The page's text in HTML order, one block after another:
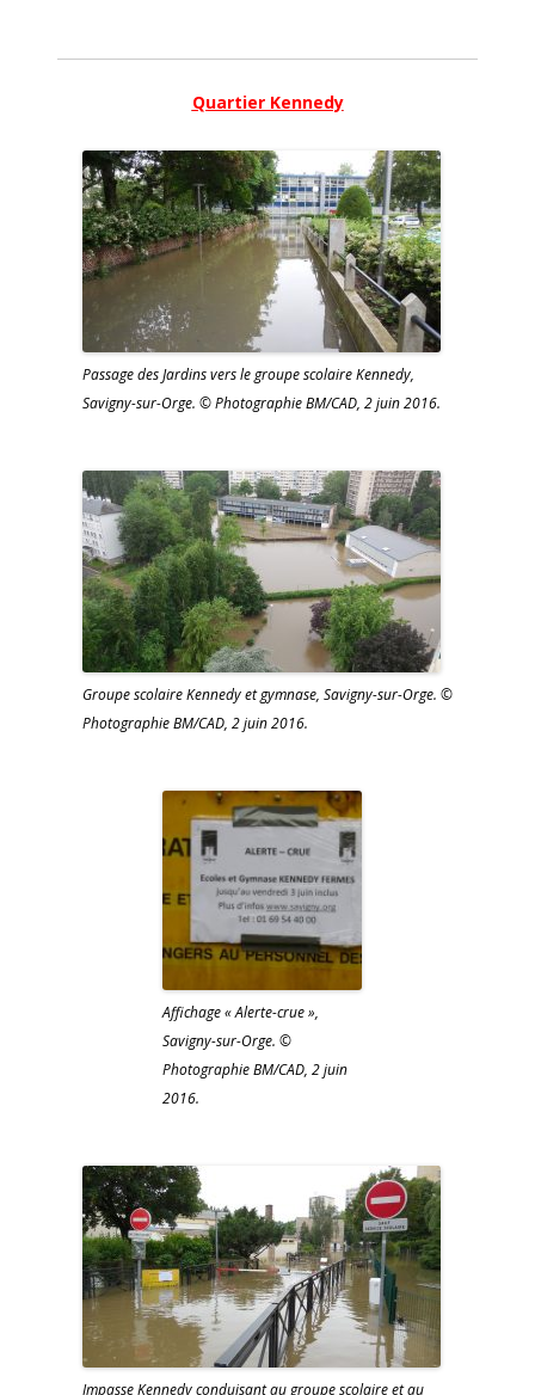
Quartier Kennedy
Passage des Jardins vers le groupe scolaire Kennedy,
Savigny-sur-Orge. © Photographie BM/CAD, 2 juin 2016.
Groupe scolaire Kennedy et gymnase, Savigny-sur-Orge. ©
Photographie BM/CAD, 2 juin 2016.
Affichage « Alerte-crue »,
Savigny-sur-Orge. ©
Photographie BM/CAD, 2 juin
2016.
Impasse Kennedy conduisant au groupe scolaire et au